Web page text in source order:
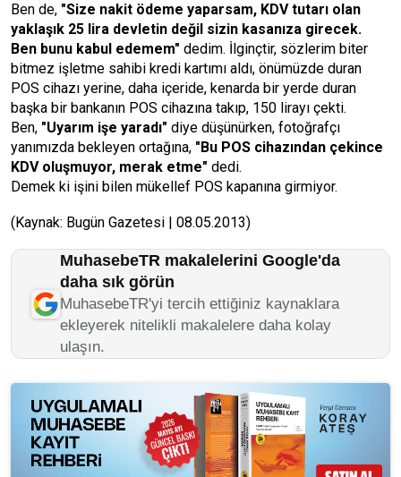
Ben de, "Size nakit ödeme yaparsam, KDV tutarı olan
yaklaşık 25 lira devletin değil sizin kasanıza girecek.
Ben bunu kabul edemem" dedim. İlginçtir, sözlerim biter
bitmez işletme sahibi kredi kartımı aldı, önümüzde duran
POS cihazı yerine, daha içeride, kenarda bir yerde duran
başka bir bankanın POS cihazına takıp, 150 lirayı çekti.
Ben, "Uyarım işe yaradı" diye düşünürken, fotoğrafçı
yanımızda bekleyen ortağına, "Bu POS cihazından çekince
KDV oluşmuyor, merak etme" dedi.
Demek ki işini bilen mükellef POS kapanına girmiyor.
(Kaynak: Bugün Gazetesi | 08.05.2013)
MuhasebeTR makalelerini Google'da
daha sık görün
MuhasebeTR'yi tercih ettiğiniz kaynaklara
ekleyerek nitelikli makalelere daha kolay
ulaşın.